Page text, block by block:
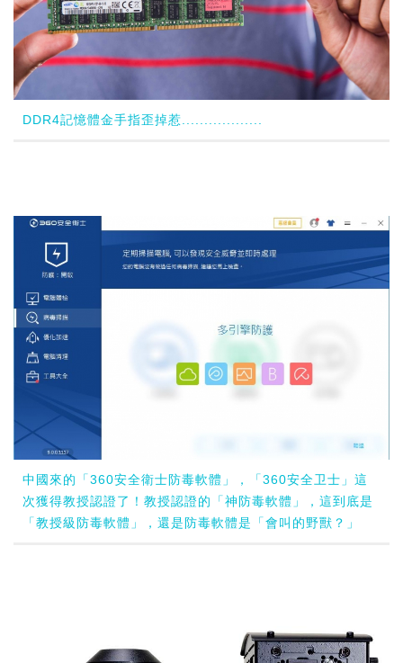
DDR4記憶體金手指歪掉惹..................
中國來的「360安全衛士防毒軟體」，「360安全卫士」這
次獲得教授認證了！教授認證的「神防毒軟體」，這到底是
「教授級防毒軟體」，還是防毒軟體是「會叫的野獸？」